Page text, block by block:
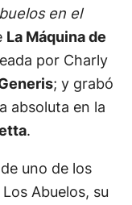
en el
La Máquina de
por Charly
; y grabó
absoluta en la
.
uno de los
Abuelos, su